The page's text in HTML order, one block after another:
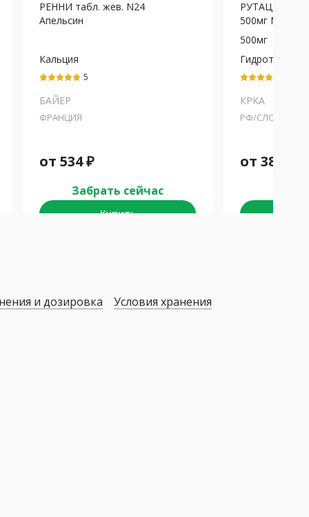
РЕННИ табл. жев. N24
Апельсин
Кальция
карбонат+Магния
5
БАЙЕР
ФРАНЦИЯ
от 534₽
Забрать сейчас
Купить
РУТАЦИД
500мг N20
500мг
Гидроталцит
КРКА
РФ/СЛОВЕНИЯ
от 389
и дозировка
Условия хранения